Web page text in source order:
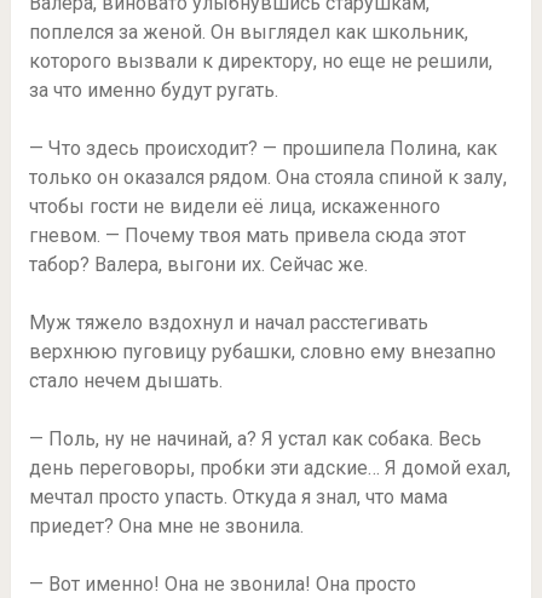
поплелся за женой. Он выглядел как школьник,
которого вызвали к директору, но еще не решили,
за что именно будут ругать.
— Что здесь происходит? — прошипела Полина, как
только он оказался рядом. Она стояла спиной к залу,
чтобы гости не видели её лица, искаженного
гневом. — Почему твоя мать привела сюда этот
табор? Валера, выгони их. Сейчас же.
Муж тяжело вздохнул и начал расстегивать
верхнюю пуговицу рубашки, словно ему внезапно
стало нечем дышать.
— Поль, ну не начинай, а? Я устал как собака. Весь
день переговоры, пробки эти адские… Я домой ехал,
мечтал просто упасть. Откуда я знал, что мама
приедет? Она мне не звонила.
— Вот именно! Она не звонила! Она просто